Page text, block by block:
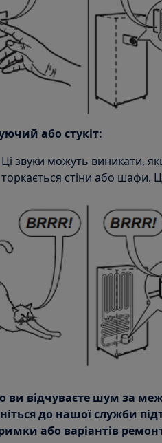
або стукіт:
Ці звуки можуть виникати,
торкається стіни або шафи.
ви відчуваєте шум за
до нашої служби
або варіантів